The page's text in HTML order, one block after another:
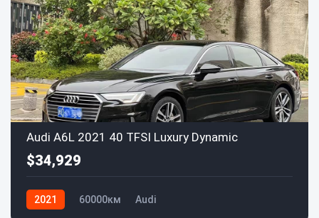
Audi A6L 2021 40 TFSI Luxury Dynamic
$34,929
2021 60000км Audi